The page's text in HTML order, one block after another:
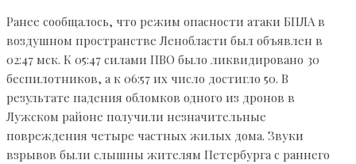
Ранее сообщалось, что режим опасности атаки БПЛА в
воздушном пространстве Ленобласти был объявлен в
02:47 мск. К 05:47 силами ПВО было ликвидировано 30
беспилотников, а к 06:57 их число достигло 50. В
результате падения обломков одного из дронов в
Лужском районе получили незначительные
повреждения четыре частных жилых дома. Звуки
взрывов были слышны жителям Петербурга с раннего